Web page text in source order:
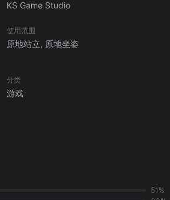
• 希望进行驾驶练习与车辆控制训练 无
KS Game Studio
使用范围
原地站立, 原地坐姿
分类
游戏
51%